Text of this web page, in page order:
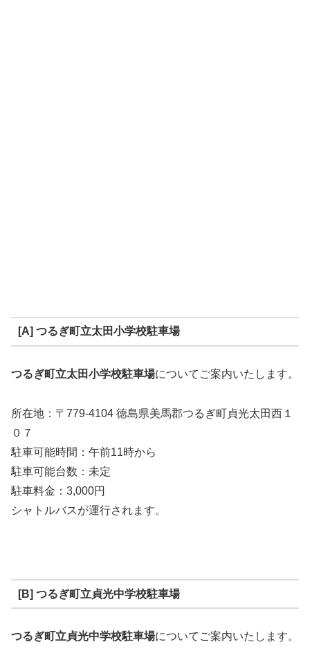
[A] つるぎ町立太田小学校駐車場
つるぎ町立太田小学校駐車場についてご案内いたします。
所在地：〒779-4104 徳島県美馬郡つるぎ町貞光太田西１
０７
駐車可能時間：午前11時から
駐車可能台数：未定
駐車料金：3,000円
シャトルバスが運行されます。
[B] つるぎ町立貞光中学校駐車場
つるぎ町立貞光中学校駐車場についてご案内いたします。